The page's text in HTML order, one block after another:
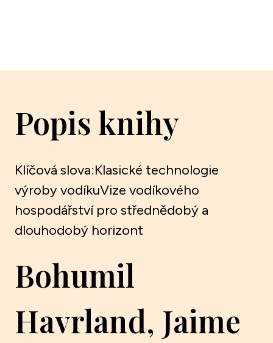
Popis knihy
Klíčová slova:Klasické technologie
výroby vodíkuVize vodíkového
hospodářství pro střednědobý a
dlouhodobý horizont
Bohumil
Havrland, Jaime